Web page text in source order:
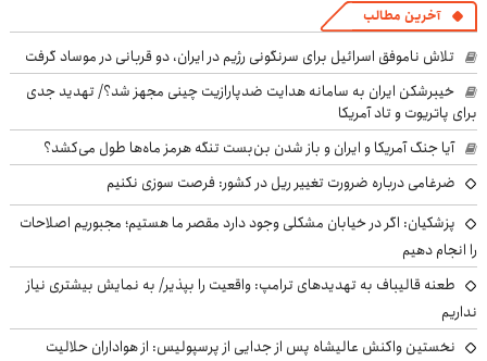
آخرین مطالب
تلاش ناموفق اسرائیل برای سرنگونی رژیم در ایران، دو قربانی در موساد گرفت
خیبرشکن ایران به سامانه هدایت ضدپارازیت چینی مجهز شد؟/ تهدید جدی
برای پاتریوت و تاد آمریکا
آیا جنگ آمریکا و ایران و باز شدن بن‌بست تنگه هرمز ماه‌ها طول می‌کشد؟
ضرغامی درباره ضرورت تغییر ریل در کشور: فرصت سوزی نکنیم
پزشکیان: اگر در خیابان مشکلی وجود دارد مقصر ما هستیم؛ مجبوریم اصلاحات
را انجام دهیم
طعنه قالیباف به تهدیدهای ترامپ: واقعیت را بپذیر/ به نمایش بیشتری نیاز
نداریم
نخستین واکنش عالیشاه پس از جدایی از پرسپولیس: از هواداران حلالیت